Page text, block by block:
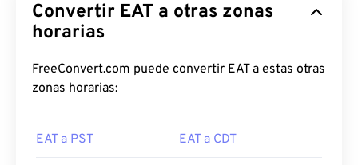
Convertir EAT a otras zonas
horarias
FreeConvert.com puede convertir EAT a estas otras
zonas horarias:
EAT a PST EAT a CDT